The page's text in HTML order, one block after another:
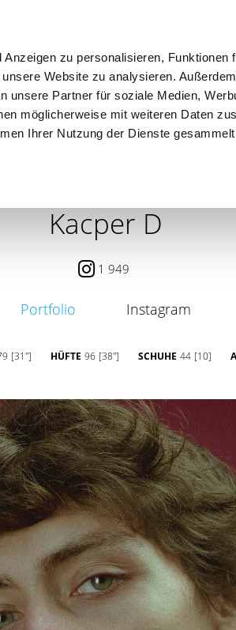
zu personalisieren, Funktionen
Website zu analysieren.
unsere Partner für soziale Medien,
möglicherweise mit weiteren Daten
Ihrer Nutzung der Dienste
Kacper D
1 949
Portfolio Instagram
[31''] HÜFTE 96 [38''] SCHUHE 44 [10]